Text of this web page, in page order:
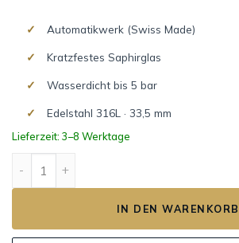
Automatikwerk (Swiss Made)
Kratzfestes Saphirglas
Wasserdicht bis 5 bar
Edelstahl 316L · 33,5 mm
Lieferzeit: 3–8 Werktage
IN DEN WARENKORB